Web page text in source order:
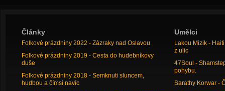
Články
Folkové prázdniny 2022 - Zázraky nad Oslavou
Folkové prázdniny 2019 - Cesta do hudebníkovy
duše
Folkové prázdniny 2018 - Semknuti sluncem,
hudbou a čímsi navíc
Umělci
Lakou Mizik -
z ulic
47Soul -
pohybu.
Sarathy Korwar -